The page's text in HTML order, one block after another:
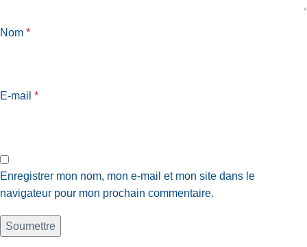
Nom *
E-mail *
Enregistrer mon nom, mon e-mail et mon site dans le
navigateur pour mon prochain commentaire.